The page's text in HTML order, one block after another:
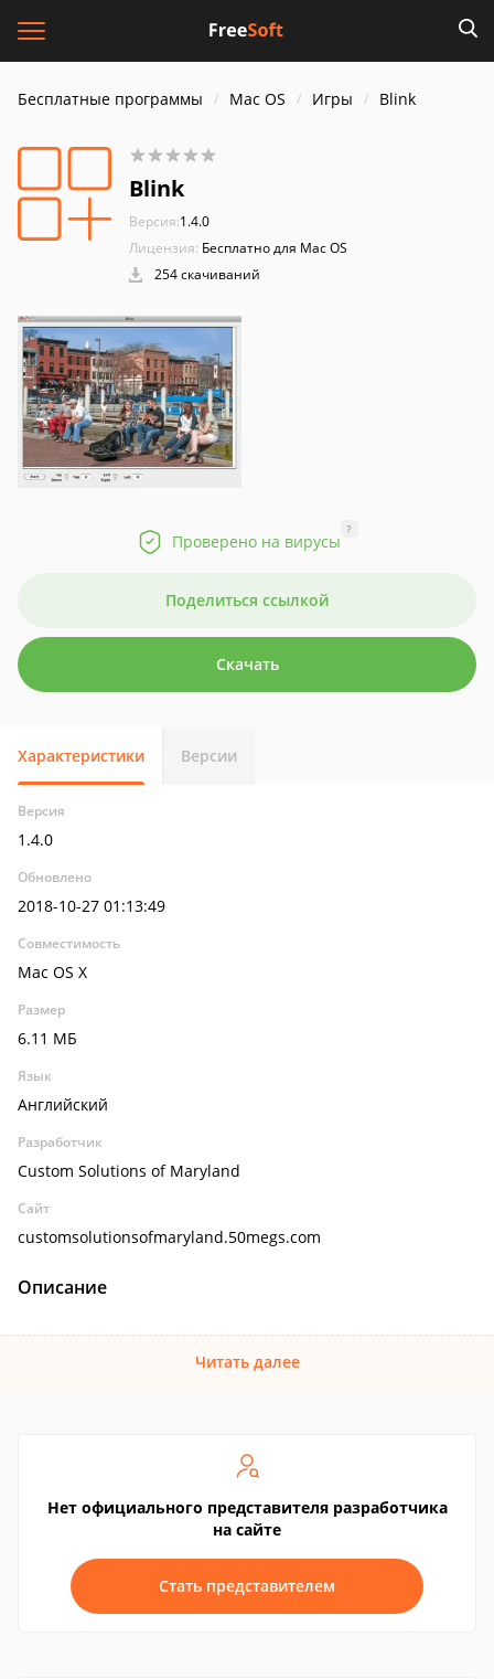
Бесплатные программы Mac OS Игры Blink
Blink
Версия:1.4.0
Лицензия: Бесплатно для Mac OS
254 скачиваний
Проверено на вирусы
?
Поделиться ссылкой
Скачать
Характеристики Версии
Версия
1.4.0
Обновлено
2018-10-27 01:13:49
Совместимость
Mac OS X
Размер
6.11 МБ
Язык
Английский
Разработчик
Custom Solutions of Maryland
Сайт
customsolutionsofmaryland.50megs.com
Описание
Читать далее
Нет официального представителя разработчика
на сайте
Стать представителем